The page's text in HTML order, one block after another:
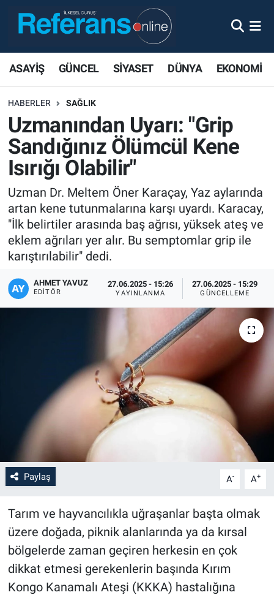
ASAYİŞ GÜNCEL SİYASET DÜNYA EKONOMİ
HABERLER SAĞLIK
Uzmanından Uyarı: "Grip
Sandığınız Ölümcül Kene
Isırığı Olabilir"
Uzman Dr. Meltem Öner Karaçay, Yaz aylarında
artan kene tutunmalarına karşı uyardı. Karacay,
"İlk belirtiler arasında baş ağrısı, yüksek ateş ve
eklem ağrıları yer alır. Bu semptomlar grip ile
karıştırılabilir" dedi.
AHMET YAVUZ
EDITÖR
27.06.2025 - 15:26
YAYINLANMA
27.06.2025 - 15:29
GÜNCELLEME
Paylaş A- A+
Tarım ve hayvancılıkla uğraşanlar başta olmak
üzere doğada, piknik alanlarında ya da kırsal
bölgelerde zaman geçiren herkesin en çok
dikkat etmesi gerekenlerin başında Kırım
Kongo Kanamalı Ateşi (KKKA) hastalığına